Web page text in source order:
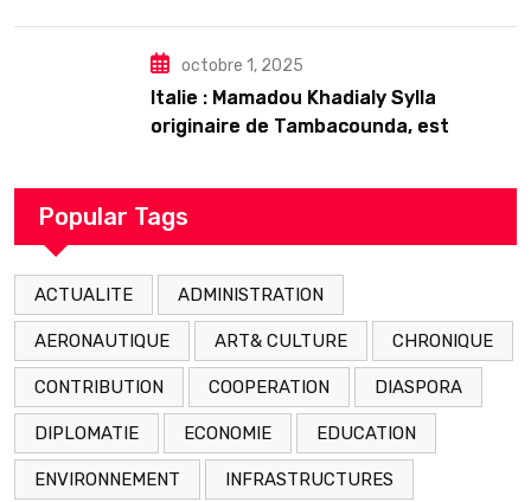
octobre 1, 2025
Italie : Mamadou Khadialy Sylla
originaire de Tambacounda, est
Popular Tags
ACTUALITE ADMINISTRATION
AERONAUTIQUE ART& CULTURE CHRONIQUE
CONTRIBUTION COOPERATION DIASPORA
DIPLOMATIE ECONOMIE EDUCATION
ENVIRONNEMENT INFRASTRUCTURES